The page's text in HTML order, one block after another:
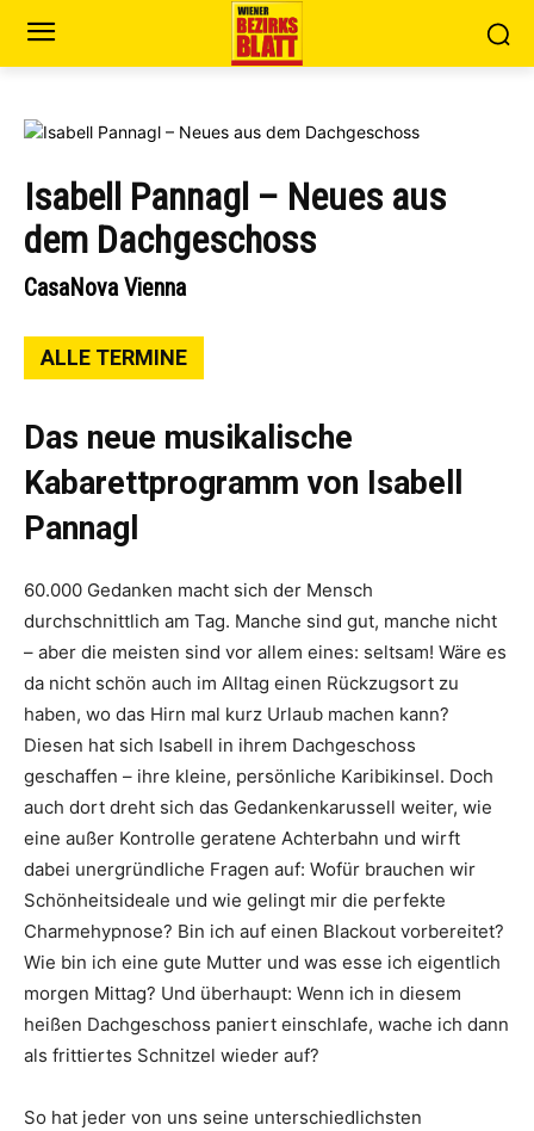
Isabell Pannagl – Neues aus
dem Dachgeschoss
CasaNova Vienna
ALLE TERMINE
Das neue musikalische
Kabarettprogramm von Isabell
Pannagl
60.000 Gedanken macht sich der Mensch
durchschnittlich am Tag. Manche sind gut, manche nicht
– aber die meisten sind vor allem eines: seltsam! Wäre es
da nicht schön auch im Alltag einen Rückzugsort zu
haben, wo das Hirn mal kurz Urlaub machen kann?
Diesen hat sich Isabell in ihrem Dachgeschoss
geschaffen – ihre kleine, persönliche Karibikinsel. Doch
auch dort dreht sich das Gedankenkarussell weiter, wie
eine außer Kontrolle geratene Achterbahn und wirft
dabei unergründliche Fragen auf: Wofür brauchen wir
Schönheitsideale und wie gelingt mir die perfekte
Charmehypnose? Bin ich auf einen Blackout vorbereitet?
Wie bin ich eine gute Mutter und was esse ich eigentlich
morgen Mittag? Und überhaupt: Wenn ich in diesem
heißen Dachgeschoss paniert einschlafe, wache ich dann
als frittiertes Schnitzel wieder auf?
So hat jeder von uns seine unterschiedlichsten